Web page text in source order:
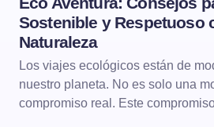
Sostenible y Respetuoso
Naturaleza
Los viajes ecológicos están de
nuestro planeta. No es solo una
compromiso real. Este